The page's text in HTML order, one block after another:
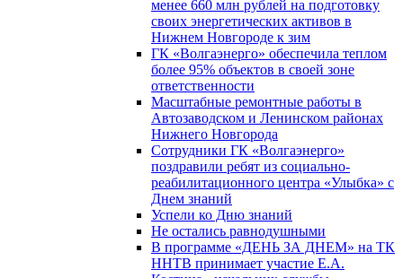
менее 660 млн рублей на подготовку
своих энергетических активов в
Нижнем Новгороде к зим
ГК «Волгаэнерго» обеспечила теплом
более 95% объектов в своей зоне
ответственности
Масштабные ремонтные работы в
Автозаводском и Ленинском районах
Нижнего Новгорода
Сотрудники ГК «Волгаэнерго»
поздравили ребят из социально-
реабилитационного центра «Улыбка» с
Днем знаний
Успели ко Дню знаний
Не остались равнодушными
В программе «ДЕНЬ ЗА ДНЕМ» на ТК
ННТВ принимает участие Е.А.